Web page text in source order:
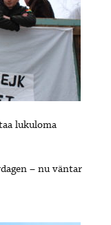
lukuloma
– nu väntar